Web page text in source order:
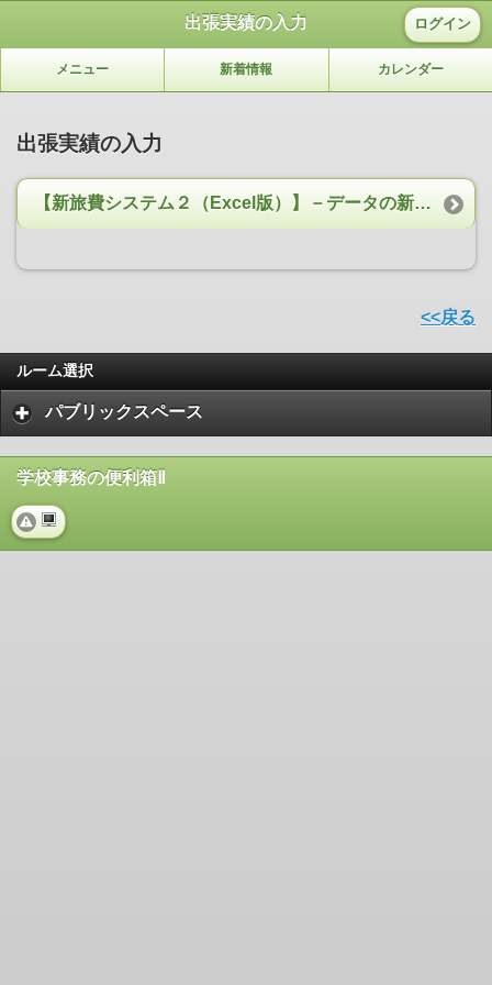
出張実績の入力 ログイン
メニュー 新着情報 カレンダー
出張実績の入力
【新旅費システム２（Excel版）】－データの新規追加
<<戻る
ルーム選択
パブリックスペース
学校事務の便利箱Ⅱ